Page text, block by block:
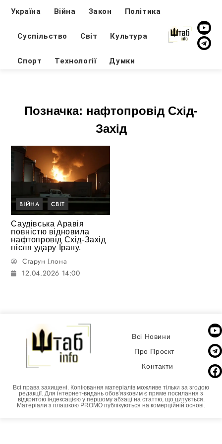
Україна Війна Закон Політика
Суспільство Світ Культура
Спорт Технології Думки
Позначка: нафтопровід Схід-
Захід
ВІЙНА СВІТ
Саудівська Аравія
повністю відновила
нафтопровід Схід-Захід
після удару Ірану.
Старун Ілона
12.04.2026 14:00
Всі Новини
Про Проєкт
Контакти
Всі права захищені. Копіювання матеріалів можливе тільки за згодою
редакції. Для інтернет-видань обовʼязковим є пряме посилання з
відкритою індексацією у першому абзаці на статтю, що цитується.
Матеріали з плашкою PROMO публікуються на комерційній основі.